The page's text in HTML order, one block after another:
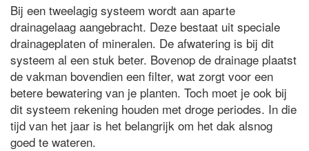
Bij een tweelagig systeem wordt aan aparte
drainagelaag aangebracht. Deze bestaat uit speciale
drainageplaten of mineralen. De afwatering is bij dit
systeem al een stuk beter. Bovenop de drainage plaatst
de vakman bovendien een filter, wat zorgt voor een
betere bewatering van je planten. Toch moet je ook bij
dit systeem rekening houden met droge periodes. In die
tijd van het jaar is het belangrijk om het dak alsnog
goed te wateren.